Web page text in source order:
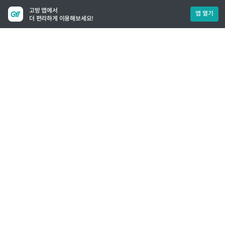
고방 앱에서
더 편리하게 이용해보세요!
앱 열기